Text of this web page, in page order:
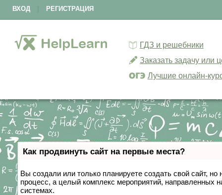
ВХОД РЕГИСТРАЦИЯ
ГДЗ и решебники
Заказать задачу или
Лучшие онлайн-
Как продвинуть сайт на первые места?
Вы создали или только планируете создать свой сайт,
процесс, а целый комплекс мероприятий, направленных
системах.